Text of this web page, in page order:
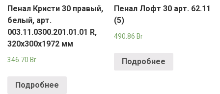
Пенал Кристи 30 правый,
белый, арт.
003.11.0300.201.01.01 R,
320х300х1972 мм
346.70 Br
Подробнее
Пенал Лофт 30 арт. 62.11
(5)
490.86Br
Подробнее